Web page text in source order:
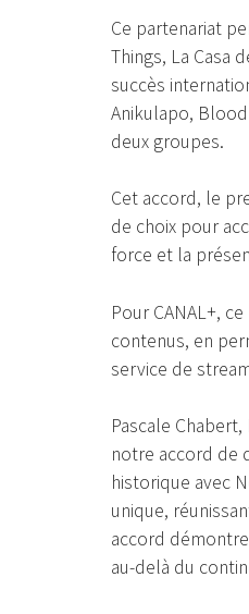
Ce partenariat
Things, La Casa
succès
Anikulapo,
deux groupes.
Cet accord, le
de choix pour
force et la
Pour CANAL+,
contenus, en
service de
Pascale
notre accord de
historique avec
unique,
accord
au-delà du